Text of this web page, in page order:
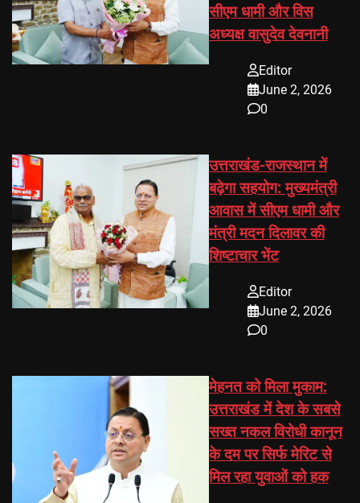
सीएम धामी और विस
अध्यक्ष वासुदेव देवनानी
Editor
June 2, 2026
0
उत्तराखंड-राजस्थान में
बढ़ेगा सहयोग: मुख्यमंत्री
आवास में सीएम धामी और
मंत्री मदन दिलावर की
शिष्टाचार भेंट
Editor
June 2, 2026
0
मेहनत को मिला मुकाम:
उत्तराखंड में देश के सबसे
सख्त नकल विरोधी कानून
के दम पर सिर्फ मेरिट से
मिल रहा युवाओं को हक